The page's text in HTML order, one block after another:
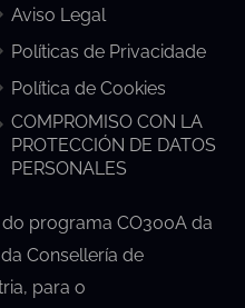
Aviso Legal
Políticas de Privacidade
Política de Cookies
COMPROMISO CON LA
PROTECCIÓN DE DATOS
PERSONALES
do programa CO300A da
Consellería de
para o